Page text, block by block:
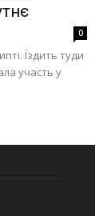
0
Їздить туди
участь у